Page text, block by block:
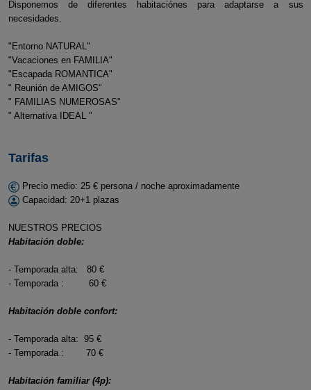
Disponemos de diferentes habitaciónes para adaptarse a sus
necesidades.
"Entorno NATURAL"
"Vacaciones en FAMILIA"
"Escapada ROMANTICA"
" Reunión de AMIGOS"
" FAMILIAS NUMEROSAS"
" Alternativa IDEAL "
Tarifas
Precio medio: 25 € persona / noche aproximadamente
Capacidad: 20+1 plazas
NUESTROS PRECIOS
Habitación doble:
- Temporada alta: 80 €
- Temporada : 60 €
Habitación doble confort:
- Temporada alta: 95 €
- Temporada : 70 €
Habitación familiar (4p):